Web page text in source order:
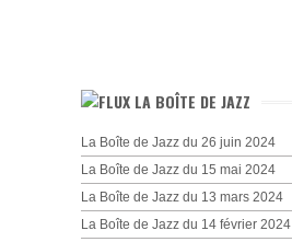
LA BOÎTE DE JAZZ
La Boîte de Jazz du 26 juin 2024
La Boîte de Jazz du 15 mai 2024
La Boîte de Jazz du 13 mars 2024
La Boîte de Jazz du 14 février 2024